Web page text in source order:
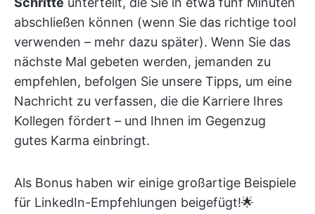
abschließen können (wenn Sie das richtige tool
verwenden – mehr dazu später). Wenn Sie das
nächste Mal gebeten werden, jemanden zu
empfehlen, befolgen Sie unsere Tipps, um eine
Nachricht zu verfassen, die die Karriere Ihres
Kollegen fördert – und Ihnen im Gegenzug
gutes Karma einbringt.
Als Bonus haben wir einige großartige Beispiele
für LinkedIn-Empfehlungen beigefügt!🌟